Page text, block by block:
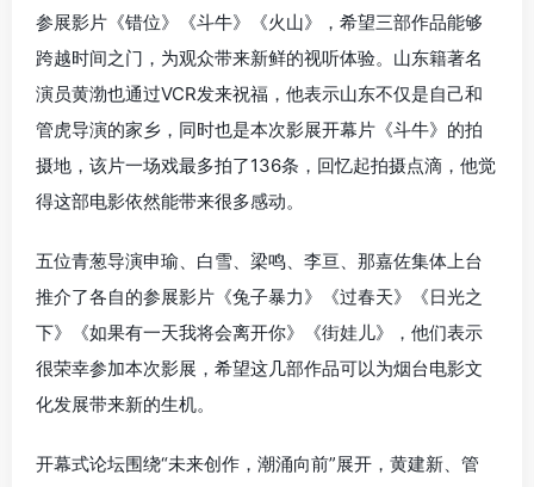
参展影片《错位》《斗牛》《火山》，希望三部作品能够
跨越时间之门，为观众带来新鲜的视听体验。山东籍著名
演员黄渤也通过VCR发来祝福，他表示山东不仅是自己和
管虎导演的家乡，同时也是本次影展开幕片《斗牛》的拍
摄地，该片一场戏最多拍了136条，回忆起拍摄点滴，他觉
得这部电影依然能带来很多感动。
五位青葱导演申瑜、白雪、梁鸣、李亘、那嘉佐集体上台
推介了各自的参展影片《兔子暴力》《过春天》《日光之
下》《如果有一天我将会离开你》《街娃儿》，他们表示
很荣幸参加本次影展，希望这几部作品可以为烟台电影文
化发展带来新的生机。
开幕式论坛围绕“未来创作，潮涌向前”展开，黄建新、管